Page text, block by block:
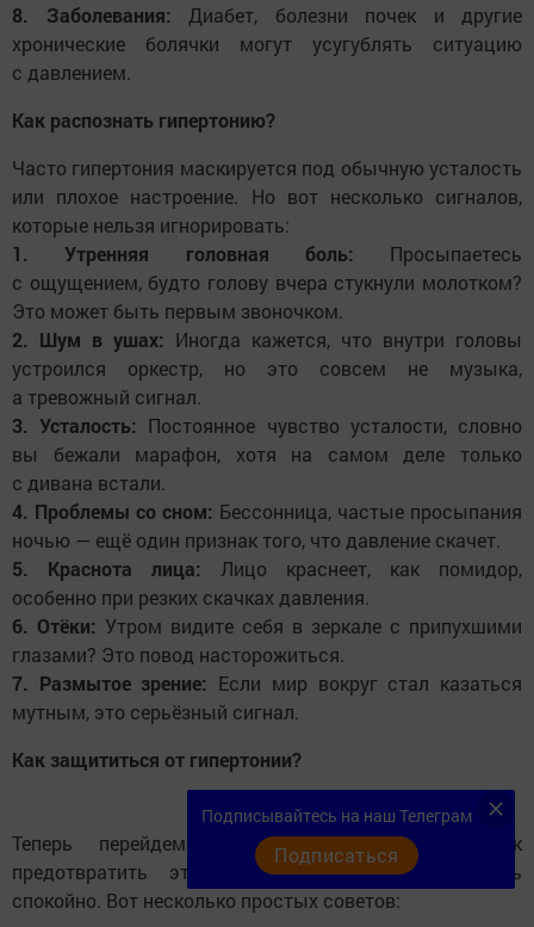
8. Заболевания: Диабет, болезни почек и другие
хронические болячки могут усугублять ситуацию
с давлением.
Как распознать гипертонию?
Часто гипертония маскируется под обычную усталость
или плохое настроение. Но вот несколько сигналов,
которые нельзя игнорировать:
1. Утренняя головная боль: Просыпаетесь
с ощущением, будто голову вчера стукнули молотком?
Это может быть первым звоночком.
2. Шум в ушах: Иногда кажется, что внутри головы
устроился оркестр, но это совсем не музыка,
а тревожный сигнал.
3. Усталость: Постоянное чувство усталости, словно
вы бежали марафон, хотя на самом деле только
с дивана встали.
4. Проблемы со сном: Бессонница, частые просыпания
ночью — ещё один признак того, что давление скачет.
5. Краснота лица: Лицо краснеет, как помидор,
особенно при резких скачках давления.
6. Отёки: Утром видите себя в зеркале с припухшими
глазами? Это повод насторожиться.
7. Размытое зрение: Если мир вокруг стал казаться
мутным, это серьёзный сигнал.
Как защититься от гипертонии?
Теперь перейдем к самому важному — как
предотвратить эту неприятную болезнь и жить
спокойно. Вот несколько простых советов:
Подписывайтесь на наш Телеграм
Подписаться